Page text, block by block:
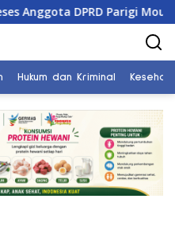
DPRD Parigi Moutong
Hukum dan Kriminal